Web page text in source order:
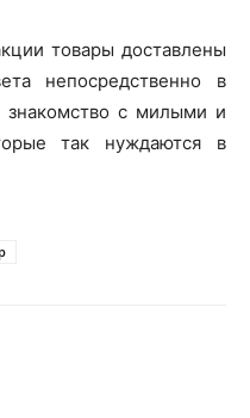
товары доставлены
непосредственно в
знакомство с милыми и
так нуждаются в